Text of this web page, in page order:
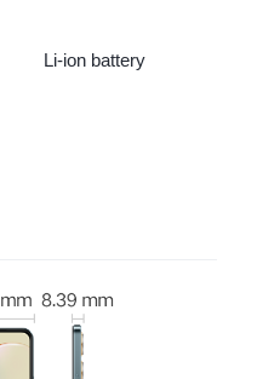
Li-ion battery